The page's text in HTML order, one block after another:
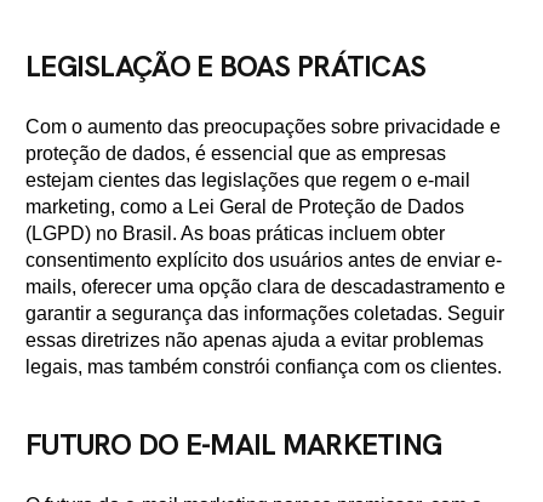
LEGISLAÇÃO E BOAS PRÁTICAS
Com o aumento das preocupações sobre privacidade e
proteção de dados, é essencial que as empresas
estejam cientes das legislações que regem o e-mail
marketing, como a Lei Geral de Proteção de Dados
(LGPD) no Brasil. As boas práticas incluem obter
consentimento explícito dos usuários antes de enviar e-
mails, oferecer uma opção clara de descadastramento e
garantir a segurança das informações coletadas. Seguir
essas diretrizes não apenas ajuda a evitar problemas
legais, mas também constrói confiança com os clientes.
FUTURO DO E-MAIL MARKETING